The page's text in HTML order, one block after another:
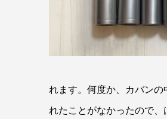
れます。何度か、カバン
れたことがなかったので